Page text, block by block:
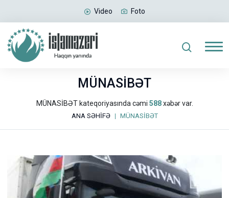
Video Foto
MÜNASİBƏT
MÜNASİBƏT kateqoriyasında cəmi 588xəbər var.
ANA SƏHİFƏ MÜNASİBƏT